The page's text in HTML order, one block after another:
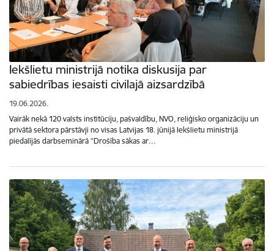
Iekšlietu ministrijā notika diskusija par
sabiedrības iesaisti civilajā aizsardzībā
19.06.2026.
Vairāk nekā 120 valsts institūciju, pašvaldību, NVO, reliģisko organizāciju un
privātā sektora pārstāvji no visas Latvijas 18. jūnijā Iekšlietu ministrijā
piedalījās darbseminārā “Drošība sākas ar…